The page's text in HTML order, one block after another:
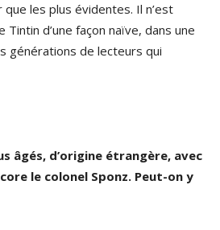
les plus évidentes. Il n’est
d’une façon naïve, dans une
générations de lecteurs qui
âgés, d’origine étrangère, avec
le colonel Sponz. Peut-on y